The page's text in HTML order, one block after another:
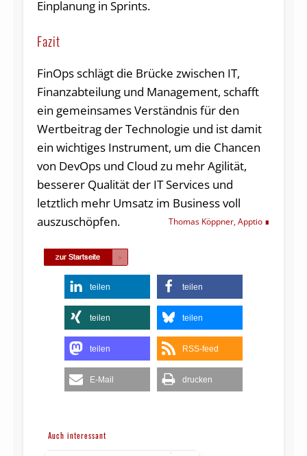
Einplanung in Sprints.
Fazit
FinOps schlägt die Brücke zwischen IT,
Finanzabteilung und Management, schafft
ein gemeinsames Verständnis für den
Wertbeitrag der Technologie und ist damit
ein wichtiges Instrument, um die Chancen
von DevOps und Cloud zu mehr Agilität,
besserer Qualität der IT Services und
letztlich mehr Umsatz im Business voll
auszuschöpfen.
Thomas Köppner, Apptio
teilen teilen
teilen teilen
teilen RSS-feed
E-Mail drucken
Auch interessant